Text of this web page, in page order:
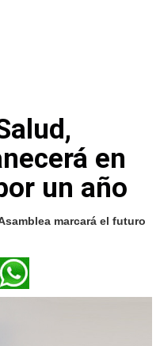
en
un año
marcará el futuro